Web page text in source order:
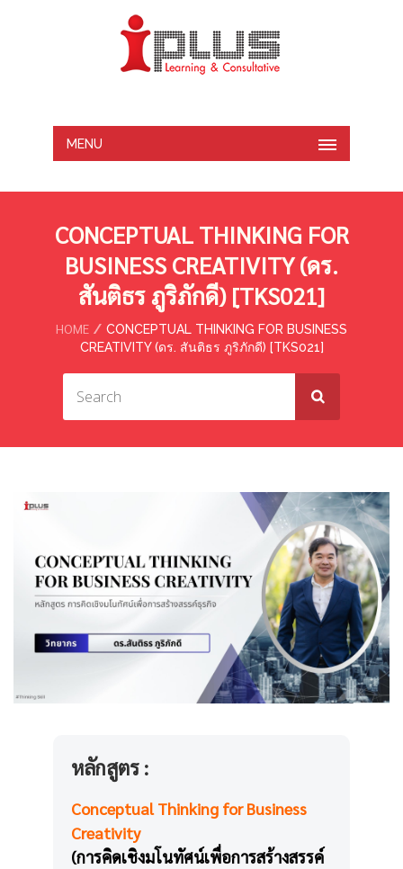
MENU
CONCEPTUAL THINKING FOR
BUSINESS CREATIVITY (ดร.
สันติธร ภูริภักดี) [ฺTKS021]
HOME
CONCEPTUAL THINKING FOR BUSINESS
CREATIVITY (ดร. สันติธร ภูริภักดี) [ฺTKS021]
หลักสูตร :
Conceptual Thinking for Business
Creativity
(การคิดเชิงมโนทัศน์เพื่อการสร้างสรรค์